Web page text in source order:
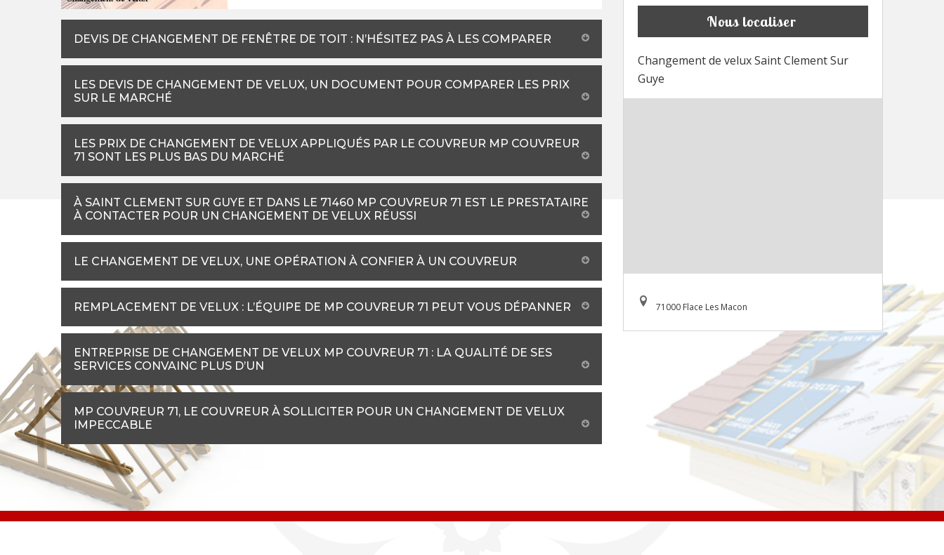
DEVIS DE CHANGEMENT DE FENÊTRE DE TOIT : N’HÉSITEZ PAS À LES COMPARER
LES DEVIS DE CHANGEMENT DE VELUX, UN DOCUMENT POUR COMPARER LES PRIX
SUR LE MARCHÉ
LES PRIX DE CHANGEMENT DE VELUX APPLIQUÉS PAR LE COUVREUR MP COUVREUR
71 SONT LES PLUS BAS DU MARCHÉ
À SAINT CLEMENT SUR GUYE ET DANS LE 71460 MP COUVREUR 71 EST LE PRESTATAIRE
À CONTACTER POUR UN CHANGEMENT DE VELUX RÉUSSI
LE CHANGEMENT DE VELUX, UNE OPÉRATION À CONFIER À UN COUVREUR
REMPLACEMENT DE VELUX : L’ÉQUIPE DE MP COUVREUR 71 PEUT VOUS DÉPANNER
ENTREPRISE DE CHANGEMENT DE VELUX MP COUVREUR 71 : LA QUALITÉ DE SES
SERVICES CONVAINC PLUS D’UN
MP COUVREUR 71, LE COUVREUR À SOLLICITER POUR UN CHANGEMENT DE VELUX
IMPECCABLE
Nous localiser
Changement de velux Saint Clement Sur
Guye
71000 Flace Les Macon